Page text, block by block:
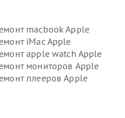
macbook Apple
iMac Apple
apple watch Apple
мониторов Apple
плееров Apple